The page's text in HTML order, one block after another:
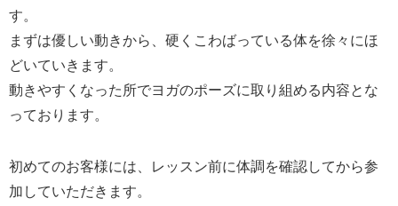
す。
まずは優しい動きから、硬くこわばっている体を徐々にほ
どいていきます。
動きやすくなった所でヨガのポーズに取り組める内容とな
っております。
初めてのお客様には、レッスン前に体調を確認してから参
加していただきます。